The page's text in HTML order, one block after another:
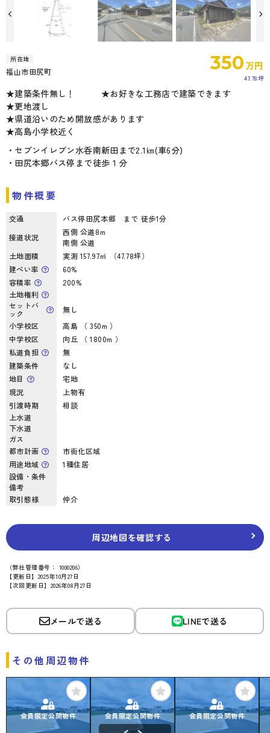
所在地
福山市田尻町 350万円
47.78坪
★建築条件無し！ ★お好きな工務店で建築できます
★更地渡し
★県道沿いのため開放感があります
★高島小学校近く
・セブンイレブン水呑南新田まで2.1㎞(車6分)
・田尻本郷バス停まで徒歩１分
物件概要
交通
バス停田尻本郷 まで 徒歩1分
接道状況
西側 公道8m
南側 公道
土地面積
実測 157.97㎡ （47.78坪）
建ぺい率
60%
容積率
200%
土地権利
セットバ
ック
無し
小学校区
高島 （ 350m ）
中学校区
向丘 （ 1800m ）
私道負担
無
建築条件
なし
地目
宅地
現況
上物有
引渡時期
相談
上水道
下水道
ガス
都市計画
市街化区域
用途地域
1種住居
設備・条件
備考
取引態様
仲介
周辺地図を確認する
（弊社管理番号： 1000206）
【更新日】2025年10月27日
【次回更新日】2026年08月27日
メールで送る LINEで送る
その他周辺物件
会員限定公開物件 会員限定公開物件 会員限定公開物件